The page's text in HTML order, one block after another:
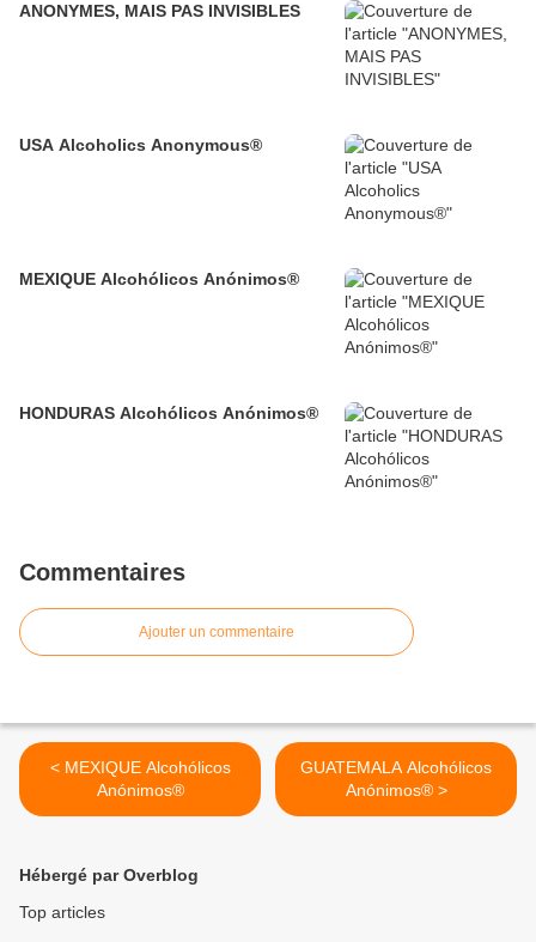
ANONYMES, MAIS PAS INVISIBLES
USA Alcoholics Anonymous®
MEXIQUE Alcohólicos Anónimos®
HONDURAS Alcohólicos Anónimos®
Commentaires
Ajouter un commentaire
< MEXIQUE Alcohólicos
Anónimos®
GUATEMALA Alcohólicos
Anónimos® >
Hébergé par Overblog
Top articles